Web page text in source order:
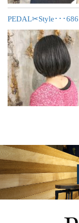
PEDAL✂︎Style･･･686